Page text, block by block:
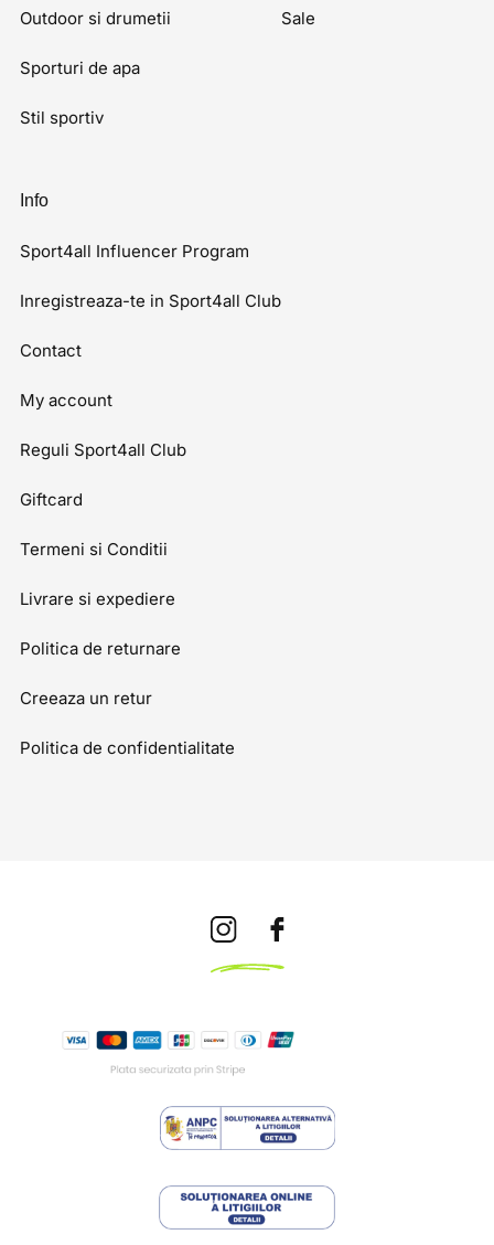
Outdoor si drumetii
Sporturi de apa
Stil sportiv
Sale
Info
Sport4all Influencer Program
Inregistreaza-te in Sport4all Club
Contact
My account
Reguli Sport4all Club
Giftcard
Termeni si Conditii
Livrare si expediere
Politica de returnare
Creeaza un retur
Politica de confidentialitate